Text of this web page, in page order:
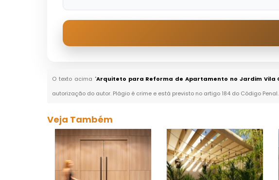
O texto acima "Arquiteto para Reforma de Apartamento no Jardim Vila
autorização do autor. Plágio é crime e está previsto no artigo 184 do Código
Veja Também